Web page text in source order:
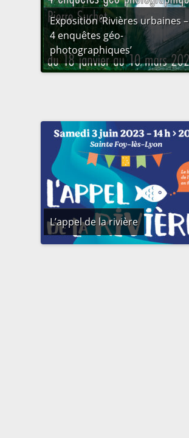
Exposition ‘Rivières urbaines –
4 enquêtes géo-
photographiques’
L’appel de la rivière